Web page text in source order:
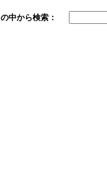
の中から検索：